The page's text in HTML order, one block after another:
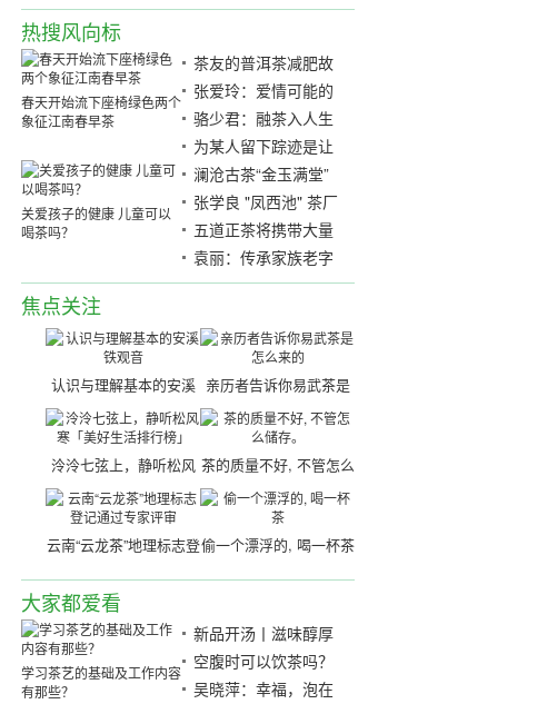
热搜风向标
春天开始流下座椅绿色两个
象征江南春早茶
茶友的普洱茶减肥故
事
张爱玲：爱情可能的
形式「民国茶范」
骆少君：融茶入人生
为某人留下踪迹是让
我们独处。
关爱孩子的健康 儿童可以
喝茶吗？
澜沧古茶“金玉满堂”
品鉴
张学良 "凤西池" 茶厂
五道正茶将携带大量
新产品 "印刷本基 (红
印)" 于2018年广州茶
袁丽：传承家族老字
号，责无旁贷
焦点关注
亲历者告诉你易武茶是
怎么来的
认识与理解基本的安溪
铁观音
茶的质量不好, 不管怎么
储存。
泠泠七弦上，静听松风
寒「美好生活排行榜」
偷一个漂浮的, 喝一杯茶
云南“云龙茶”地理标志登
大家都爱看
学习茶艺的基础及工作内容
有那些？
新品开汤丨滋味醇厚
传承印级茶风韵
空腹时可以饮茶吗？
吴晓萍：幸福，泡在